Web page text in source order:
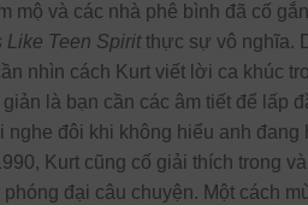
mộ và các nhà phê bình đã cố
Like Teen Spiritthực sự vô nghĩa.
nhìn cách Kurt viết lời ca khúc
là bạn cần các âm tiết để lấp
đôi khi không hiểu anh đang
Kurt cũng cố giải thích trong
đại câu chuyện. Một cách